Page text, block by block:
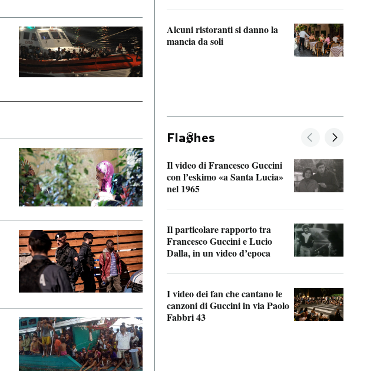
Alcuni ristoranti si danno la
mancia da soli
Fla hes
Il video di Francesco Guccini
con l’eskimo «a Santa Lucia»
nel 1965
Il particolare rapporto tra
Francesco Guccini e Lucio
Dalla, in un video d’epoca
I video dei fan che cantano le
canzoni di Guccini in via Paolo
Fabbri 43